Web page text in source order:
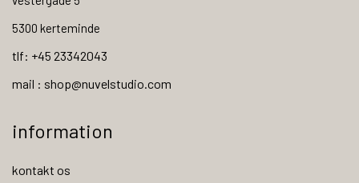
5300 kerteminde
tlf: +45 23342043
mail : shop@nuvelstudio.com
information
kontakt os